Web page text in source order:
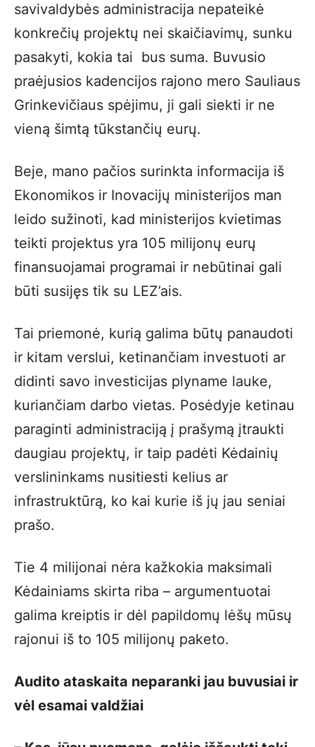
savivaldybės administracija nepateikė
konkrečių projektų nei skaičiavimų, sunku
pasakyti, kokia tai bus suma. Buvusio
praėjusios kadencijos rajono mero Sauliaus
Grinkevičiaus spėjimu, ji gali siekti ir ne
vieną šimtą tūkstančių eurų.
Beje, mano pačios surinkta informacija iš
Ekonomikos ir Inovacijų ministerijos man
leido sužinoti, kad ministerijos kvietimas
teikti projektus yra 105 milijonų eurų
finansuojamai programai ir nebūtinai gali
būti susijęs tik su LEZ’ais.
Tai priemonė, kurią galima būtų panaudoti
ir kitam verslui, ketinančiam investuoti ar
didinti savo investicijas plyname lauke,
kuriančiam darbo vietas. Posėdyje ketinau
paraginti administraciją į prašymą įtraukti
daugiau projektų, ir taip padėti Kėdainių
verslininkams nusitiesti kelius ar
infrastruktūrą, ko kai kurie iš jų jau seniai
prašo.
Tie 4 milijonai nėra kažkokia maksimali
Kėdainiams skirta riba – argumentuotai
galima kreiptis ir dėl papildomų lėšų mūsų
rajonui iš to 105 milijonų paketo.
Audito ataskaita neparanki jau buvusiai ir
vėl esamai valdžiai